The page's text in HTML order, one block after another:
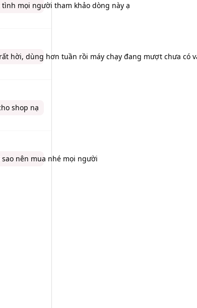
mọi người tham khảo dòng này ạ
hời, dùng hơn tuần rồi máy chạy đang mượt chưa có
shop nạ
nên mua nhé mọi người